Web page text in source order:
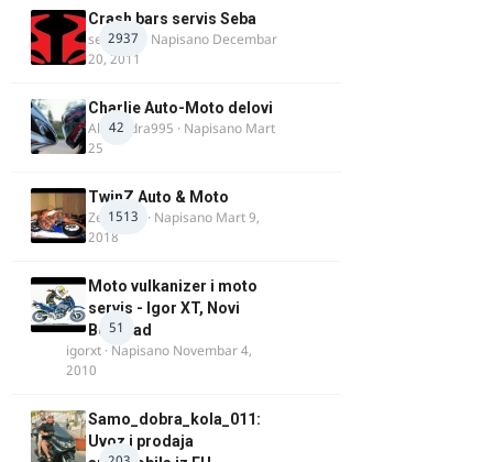
2937
Crash bars servis Seba
seba011 · Napisano Decembar
20, 2011
42
Charlie Auto-Moto delovi
Alexandra995 · Napisano Mart
25
1513
TwinZ Auto & Moto
Zeljkamp · Napisano Mart 9,
2018
51
Moto vulkanizer i moto
servis - Igor XT, Novi
Beograd
igorxt · Napisano Novembar 4,
2010
Samo_dobra_kola_011:
Uvoz i prodaja